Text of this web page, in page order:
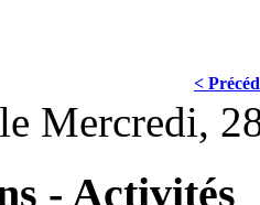
<
Mercredi,
- Activités